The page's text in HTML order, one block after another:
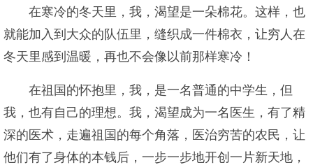
在寒冷的冬天里，我，渴望是一朵棉花。这样，也
就能加入到大众的队伍里，缝织成一件棉衣，让穷人在
冬天里感到温暖，再也不会像以前那样寒冷！
在祖国的怀抱里，我，是一名普通的中学生，但
我，也有自己的理想。我，渴望成为一名医生，有了精
深的医术，走遍祖国的每个角落，医治穷苦的农民，让
他们有了身体的本钱后，一步一步地开创一片新天地，